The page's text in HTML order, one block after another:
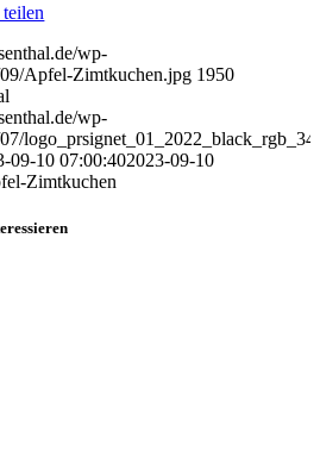
wp-
Apfel-Zimtkuchen.jpg 1950
wp-
09-10 07:00:402023-09-10
Zimtkuchen